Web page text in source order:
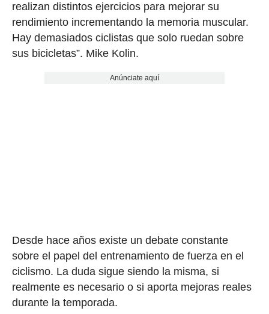
realizan distintos ejercicios para mejorar su
rendimiento incrementando la memoria muscular.
Hay demasiados ciclistas que solo ruedan sobre
sus bicicletas”. Mike Kolin.
Anúnciate aquí
Desde hace años existe un debate constante
sobre el papel del entrenamiento de fuerza en el
ciclismo. La duda sigue siendo la misma, si
realmente es necesario o si aporta mejoras reales
durante la temporada.